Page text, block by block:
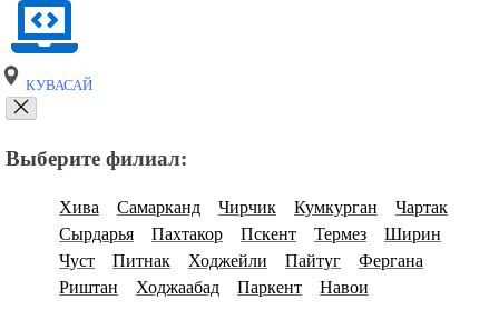
КУВАСАЙ
Выберите филиал:
Хива Самарканд Чирчик Кумкурган
Чартак
Сырдарья
Пахтакор Пскент Термез
Ширин
Чуст
Питнак Ходжейли Пайтуг
Фергана
Риштан
Ходжаабад Паркент Навои